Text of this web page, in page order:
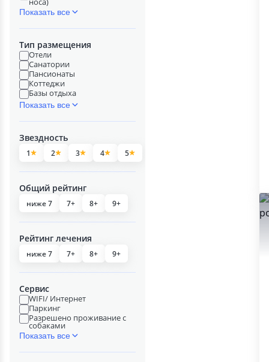
Показать все
Тип размещения
Отели
Санатории
Пансионаты
Коттеджи
Базы отдыха
Показать все
Звездность
1 2 3 4 5
Общий рейтинг
ниже 7 7+ 8+ 9+
Рейтинг лечения
ниже 7 7+ 8+ 9+
Сервис
WIFI/ Интернет
Паркинг
Разрешено проживание с
собаками
Показать все